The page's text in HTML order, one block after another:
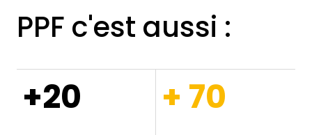
PPF c'est aussi :
+20 + 70